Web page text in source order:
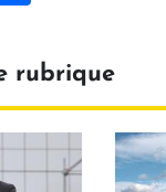
rubrique